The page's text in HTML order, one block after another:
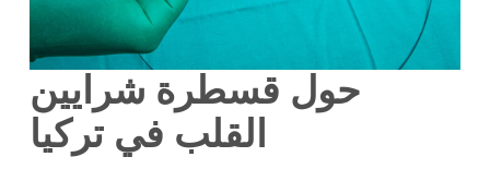
حول قسطرة شرايين
القلب في تركيا